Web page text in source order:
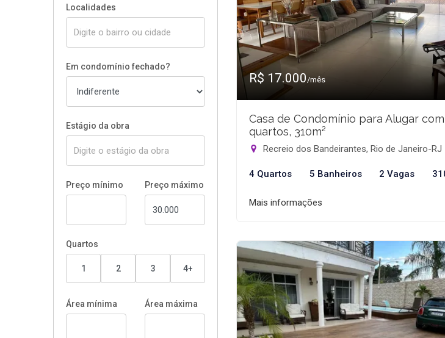
Localidades
Em condomínio fechado?
Estágio da obra
Preço mínimo Preço máximo
Quartos
1 2 3 4+
Área mínima Área máxima
R$ 17.000/mês
Casa de Condomínio para Alugar
quartos, 310m²
Recreio dos Bandeirantes, Rio de Janeiro-RJ
4 Quartos 5 Banheiros 2 Vagas
Mais informações